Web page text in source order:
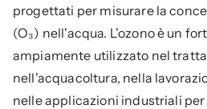
progettati per misurare la
(O₃) nell'acqua. L'ozono è un
ampiamente utilizzato nel
nell'acquacoltura, nella
nelle applicazioni industriali